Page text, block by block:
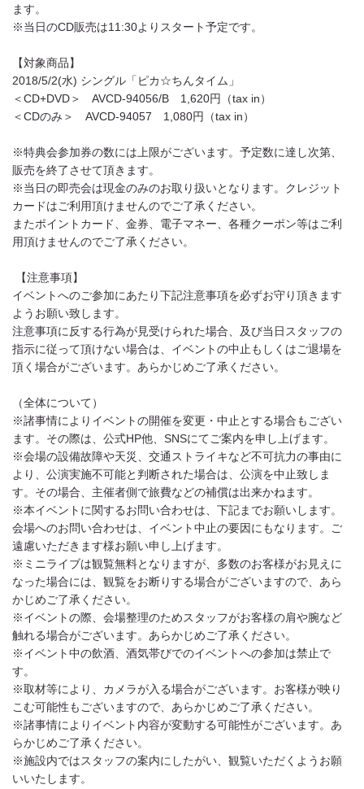
ます。
※当日のCD販売は11:30よりスタート予定です。
【対象商品】
2018/5/2(水) シングル「ピカ☆ちんタイム」
＜CD+DVD＞ AVCD-94056/B 1,620円（tax in）
＜CDのみ＞ AVCD-94057 1,080円（tax in）
※特典会参加券の数には上限がございます。予定数に達し次第、
販売を終了させて頂きます。
※当日の即売会は現金のみのお取り扱いとなります。クレジット
カードはご利用頂けませんのでご了承ください。
またポイントカード、金券、電子マネー、各種クーポン等はご利
用頂けませんのでご了承ください。
【注意事項】
イベントへのご参加にあたり下記注意事項を必ずお守り頂きます
ようお願い致します。
注意事項に反する行為が見受けられた場合、及び当日スタッフの
指示に従って頂けない場合は、イベントの中止もしくはご退場を
頂く場合がございます。あらかじめご了承ください。
（全体について）
※諸事情によりイベントの開催を変更・中止とする場合もござい
ます。その際は、公式HP他、SNSにてご案内を申し上げます。
※会場の設備故障や天災、交通ストライキなど不可抗力の事由に
より、公演実施不可能と判断された場合は、公演を中止致しま
す。その場合、主催者側で旅費などの補償は出来かねます。
※本イベントに関するお問い合わせは、下記までお願いします。
会場へのお問い合わせは、イベント中止の要因にもなります。ご
遠慮いただきます様お願い申し上げます。
※ミニライブは観覧無料となりますが、多数のお客様がお見えに
なった場合には、観覧をお断りする場合がございますので、あら
かじめご了承ください。
※イベントの際、会場整理のためスタッフがお客様の肩や腕など
触れる場合がございます。あらかじめご了承ください。
※イベント中の飲酒、酒気帯びでのイベントへの参加は禁止で
す。
※取材等により、カメラが入る場合がございます。お客様が映り
こむ可能性もございますので、あらかじめご了承ください。
※諸事情によりイベント内容が変動する可能性がございます。あ
らかじめご了承ください。
※施設内ではスタッフの案内にしたがい、観覧いただくようお願
いいたします。